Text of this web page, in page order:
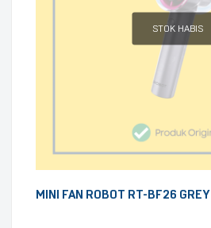
STOK HABIS
MINI FAN ROBOT RT-BF26 GREY